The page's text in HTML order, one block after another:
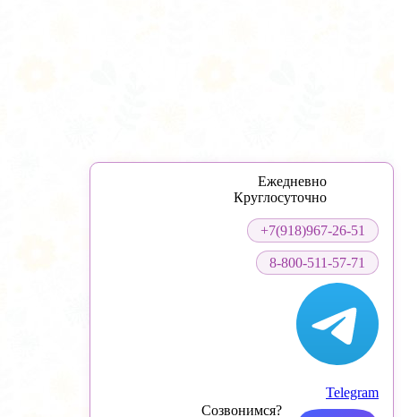
Ежедневно
Круглосуточно
+7(918)967-26-51
8-800-511-57-71
Созвонимся?
Telegram